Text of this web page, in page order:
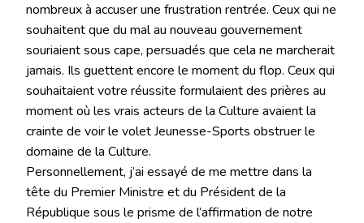
nombreux à accuser une frustration rentrée. Ceux qui ne
souhaitent que du mal au nouveau gouvernement
souriaient sous cape, persuadés que cela ne marcherait
jamais. Ils guettent encore le moment du flop. Ceux qui
souhaitaient votre réussite formulaient des prières au
moment où les vrais acteurs de la Culture avaient la
crainte de voir le volet Jeunesse-Sports obstruer le
domaine de la Culture.
Personnellement, j’ai essayé de me mettre dans la
tête du Premier Ministre et du Président de la
République sous le prisme de l’affirmation de notre